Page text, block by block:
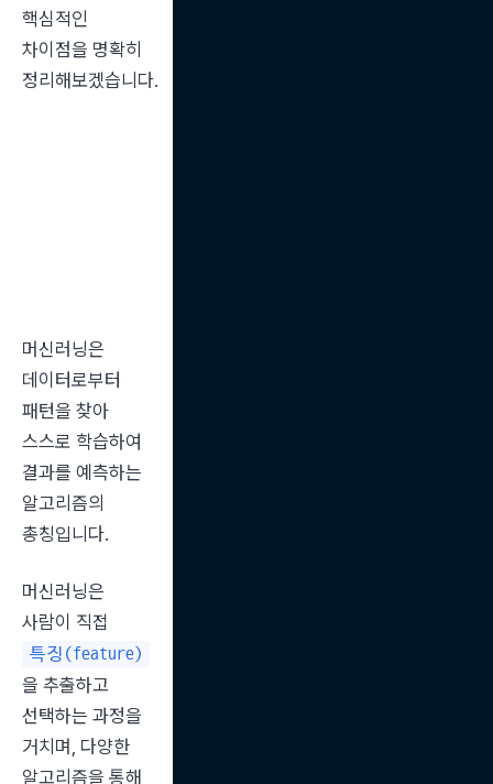
핵심적인
차이점을 명확히
정리해보겠습니다.
머신러닝은
데이터로부터
패턴을 찾아
스스로 학습하여
결과를 예측하는
알고리즘의
총칭입니다.
머신러닝은
특징(feature)
을 추출하고
선택하는 과정을
거치며, 다양한
알고리즘을 통해